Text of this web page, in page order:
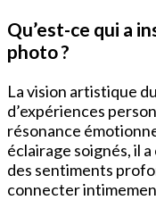
Qu’est-ce qui a
photo ?
La vision artistique
d’expériences
résonance
éclairage soignés, il
des sentiments
connecter